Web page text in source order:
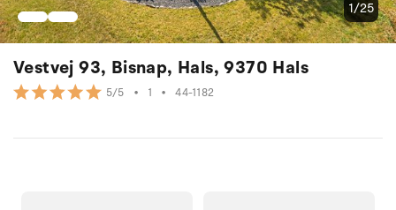
Vestvej 93, Bisnap, Hals, 9370 Hals
5/5 • 1 • 44-1182
1/25